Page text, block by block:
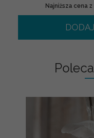
Najniższa cena